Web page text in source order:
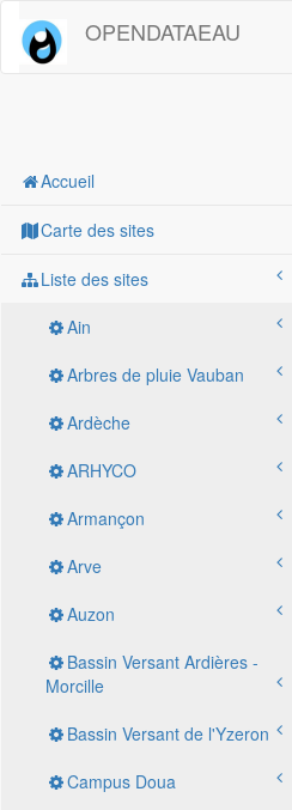
OPENDATAEAU
Accueil
Carte des sites
Liste des sites
Ain
Arbres de pluie Vauban
Ardèche
ARHYCO
Armançon
Arve
Auzon
Bassin Versant Ardières -
Morcille
Bassin Versant de l'Yzeron
Campus Doua